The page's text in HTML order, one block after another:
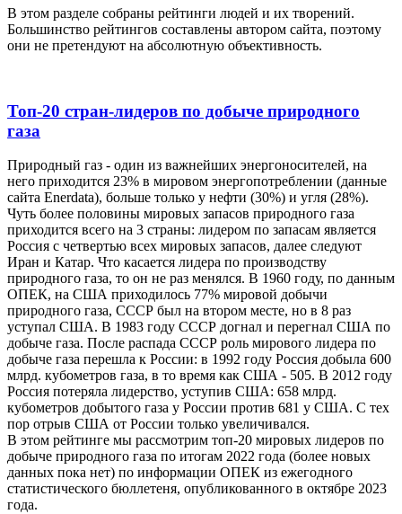
В этом разделе собраны рейтинги людей и их творений.
Большинство рейтингов составлены автором сайта, поэтому
они не претендуют на абсолютную объективность.
Топ-20 стран-лидеров по добыче природного
газа
Природный газ - один из важнейших энергоносителей, на
него приходится 23% в мировом энергопотреблении (данные
сайта Enerdata), больше только у нефти (30%) и угля (28%).
Чуть более половины мировых запасов природного газа
приходится всего на 3 страны: лидером по запасам является
Россия с четвертью всех мировых запасов, далее следуют
Иран и Катар. Что касается лидера по производству
природного газа, то он не раз менялся. В 1960 году, по данным
ОПЕК, на США приходилось 77% мировой добычи
природного газа, СССР был на втором месте, но в 8 раз
уступал США. В 1983 году СССР догнал и перегнал США по
добыче газа. После распада СССР роль мирового лидера по
добыче газа перешла к России: в 1992 году Россия добыла 600
млрд. кубометров газа, в то время как США - 505. В 2012 году
Россия потеряла лидерство, уступив США: 658 млрд.
кубометров добытого газа у России против 681 у США. С тех
пор отрыв США от России только увеличивался.
В этом рейтинге мы рассмотрим топ-20 мировых лидеров по
добыче природного газа по итогам 2022 года (более новых
данных пока нет) по информации ОПЕК из ежегодного
статистического бюллетеня, опубликованного в октябре 2023
года.